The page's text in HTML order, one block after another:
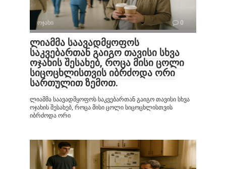
ოჯახი 0
ლიამმა საავადმყოფოს
საკვებართან გაიგო თავისი სხვა
ოჯახის შესახებ, როცა მისი ცოლი
სიცოცხლისთვის იბრძოდა ორი
სართულით ზემოთ.
ლიამმა საავადმყოფოს საკვებართან გაიგო თავისი სხვა
ოჯახის შესახებ, როცა მისი ცოლი სიცოცხლისთვის
იბრძოდა ორი